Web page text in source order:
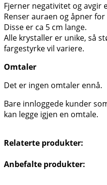
Fjerner negativitet og avgir
Renser auraen og åpner
Disse er ca 5 cm lange.
Alle krystaller er unike, så
fargestyrke vil variere.
Omtaler
Det er ingen omtaler ennå.
Bare innloggede kunder
kan legge igjen en omtale.
Relaterte produkter:
Anbefalte produkter: